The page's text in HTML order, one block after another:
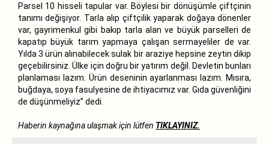
Parsel 10 hisseli tapular var. Böylesi bir dönüşümle çiftçinin
tanımı değişiyor. Tarla alıp çiftçilik yaparak doğaya dönenler
var, gayrimenkul gibi bakıp tarla alan ve büyük parselleri de
kapatıp büyük tarım yapmaya çalışan sermayeliler de var.
Yılda 3 ürün alınabilecek sulak bir araziye hepsine zeytin dikip
geçebilirsiniz. Ülke için doğru bir yatırım değil. Devletin bunları
planlaması lazım. Ürün deseninin ayarlanması lazım. Mısıra,
buğdaya, soya fasulyesine de ihtiyacımız var. Gıda güvenliğini
de düşünmeliyiz” dedi.
Haberin kaynağına ulaşmak için lütfen TIKLAYINIZ.